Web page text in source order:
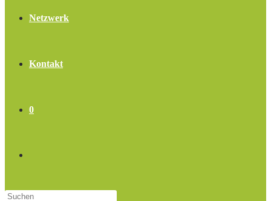
Netzwerk
Kontakt
0